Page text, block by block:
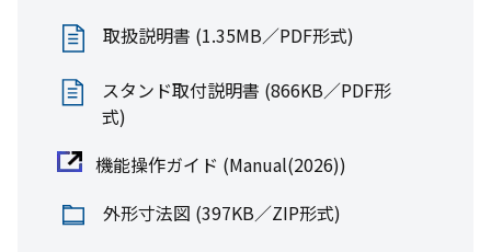
取扱説明書 (1.35MB／PDF形式)
スタンド取付説明書 (866KB／PDF形
式)
機能操作ガイド (Manual(2026))
外形寸法図 (397KB／ZIP形式)